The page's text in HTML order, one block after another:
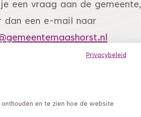
Privacybeleid
en te zien hoe de website
je een vraag aan de gemeente,
dan een e-mail naar